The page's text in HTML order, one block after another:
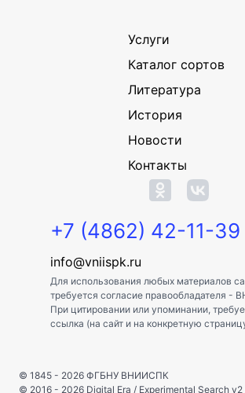
Услуги
Каталог сортов
Литература
История
Новости
Контакты
+7 (4862) 42-11-39
info@vniispk.ru
Для использования любых материалов
требуется согласие правообладателя -
При цитировании или упоминании,
ссылка (на сайт и на конкретную
© 1845 - 2026 ФГБНУ ВНИИСПК
© 2016 - 2026 Digital Era / Experimental Search